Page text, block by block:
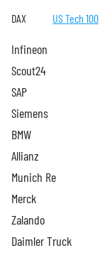
DAX US Tech 100
Infineon
Scout24
SAP
Siemens
BMW
Allianz
Munich Re
Merck
Zalando
Daimler Truck